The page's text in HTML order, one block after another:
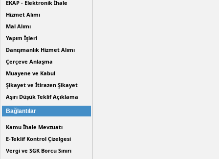
EKAP - Elektronik İhale
Hizmet Alımı
Mal Alımı
Yapım İşleri
Danışmanlık Hizmet Alımı
Çerçeve Anlaşma
Muayene ve Kabul
Şikayet ve İtirazen Şikayet
Aşırı Düşük Teklif Açıklama
Bağlantılar
Kamu İhale Mevzuatı
E-Teklif Kontrol Çizelgesi
Vergi ve SGK Borcu Sınırı